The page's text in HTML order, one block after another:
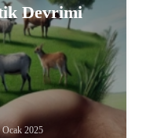
Devrimi
Ocak 2025